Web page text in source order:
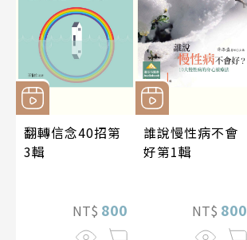
翻轉信念40招第
3輯
NT$ 800
誰說慢性病不會
好第1輯
NT$ 800